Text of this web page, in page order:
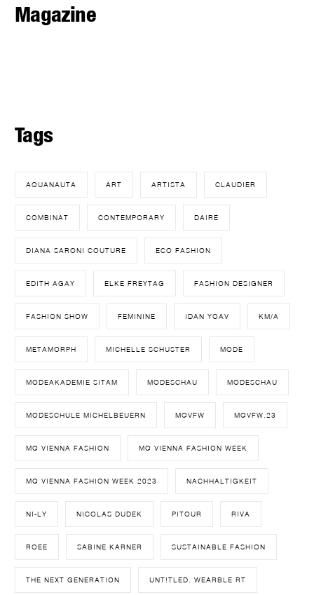
Magazine
Tags
AQUANAUTA ART ARTISTA CLAUDIER
COMBINAT CONTEMPORARY DAIRE
DIANA SARONI COUTURE ECO FASHION
EDITH AGAY ELKE FREYTAG FASHION DESIGNER
FASHION SHOW FEMININE IDAN YOAV KM/A
METAMORPH MICHELLE SCHUSTER MODE
MODEAKADEMIE SITAM MODESCHAU MODESCHAU
MODESCHULE MICHELBEUERN MQVFW MQVFW.23
MQ VIENNA FASHION MQ VIENNA FASHION WEEK
MQ VIENNA FASHION WEEK 2023 NACHHALTIGKEIT
NI-LY NICOLAS DUDEK PITOUR RIVA
ROEE SABINE KARNER SUSTAINABLE FASHION
THE NEXT GENERATION UNT!TLED. WEARBLE RT